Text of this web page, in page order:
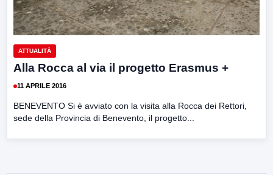
ATTUALITÀ
Alla Rocca al via il progetto Erasmus +
11 APRILE 2016
BENEVENTO Si è avviato con la visita alla Rocca dei Rettori,
sede della Provincia di Benevento, il progetto...